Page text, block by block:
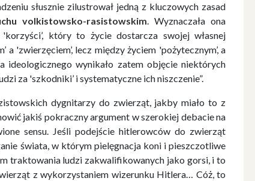
słusznie zilustrował jedną z kluczowych zasad
volkistowsko-rasistowskim. Wyznaczała ona
który to życie dostarcza swojej własnej
a 'zwierzęciem’, lecz między życiem 'pożytecznym’, a
ideologicznego wynikało zatem objęcie niektórych
za 'szkodniki’ i systematyczne ich niszczenie”.
dygnitarzy do zwierząt, jakby miało to z
jakiś pokraczny argument w szerokiej debacie na
sensu. Jeśli podejście hitlerowców do zwierząt
świata, w którym pielęgnacja koni i pieszczotliwe
traktowania ludzi zakwalifikowanych jako gorsi, i to
z wykorzystaniem wizerunku Hitlera… Cóż, to